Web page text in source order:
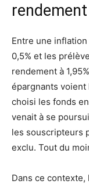
Entre une
0,5% et les
rendement à
épargnants voient
choisi les fonds
venait à se
les souscripteurs
exclu. Tout du
Dans ce